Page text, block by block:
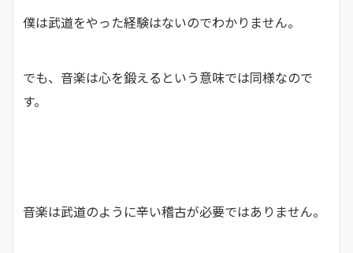
僕は武道をやった経験はないのでわかりません。
でも、音楽は心を鍛えるという意味では同様なので
す。
音楽は武道のように辛い稽古が必要ではありません。